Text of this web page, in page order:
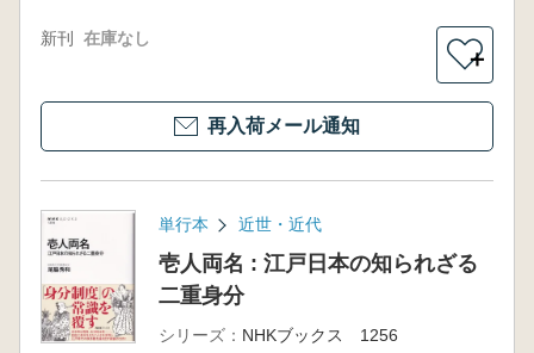
新刊 在庫なし
＋
再入荷メール通知
単行本 近世・近代
壱人両名 : 江戸日本の知られざる
二重身分
シリーズ： NHKブックス 1256